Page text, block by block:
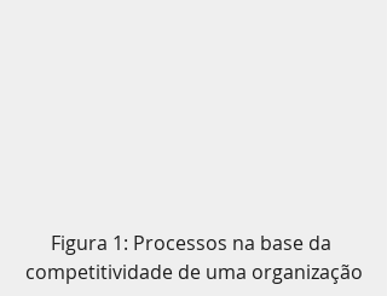
Figura 1: Processos na base da
competitividade de uma organização